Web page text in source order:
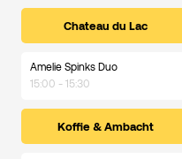
Chateau du Lac
Amelie Spinks Duo
15:00 - 15:30
Koffie & Ambacht